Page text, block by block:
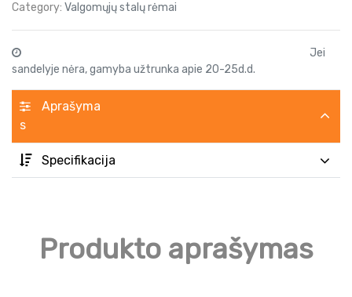
Category: Valgomųjų stalų rėmai
Jei
sandelyje nėra, gamyba užtrunka apie 20-25d.d.
Aprašyma
s
Specifikacija
Produkto aprašymas